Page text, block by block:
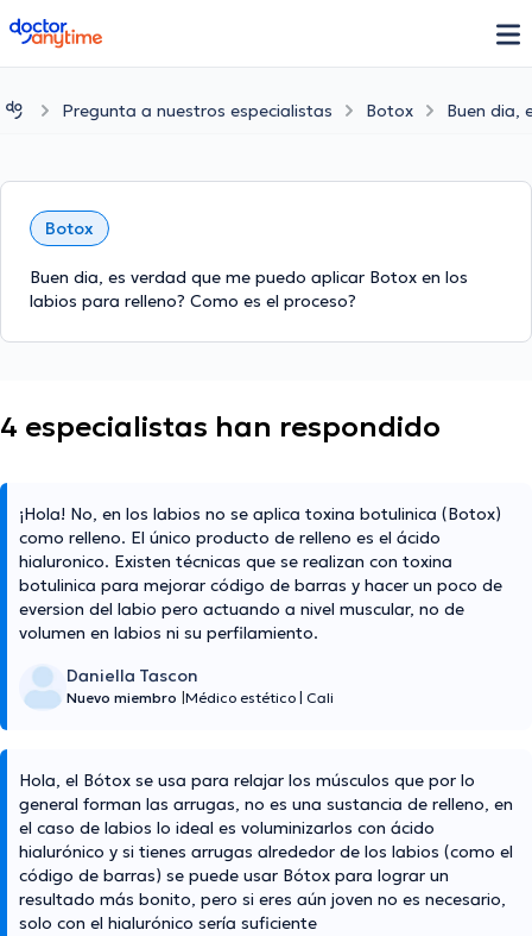
doctoranytime
Pregunta a nuestros especialistas Botox Buen dia,
Botox
Buen dia, es verdad que me puedo aplicar Botox en los
labios para relleno? Como es el proceso?
4 especialistas han respondido
¡Hola! No, en los labios no se aplica toxina botulinica (Botox)
como relleno. El único producto de relleno es el ácido
hialuronico. Existen técnicas que se realizan con toxina
botulinica para mejorar código de barras y hacer un poco de
eversion del labio pero actuando a nivel muscular, no de
volumen en labios ni su perfilamiento.
Daniella Tascon
Nuevo miembro Médico estético Cali
Hola, el Bótox se usa para relajar los músculos que por lo
general forman las arrugas, no es una sustancia de relleno, en
el caso de labios lo ideal es voluminizarlos con ácido
hialurónico y si tienes arrugas alrededor de los labios (como el
código de barras) se puede usar Bótox para lograr un
resultado más bonito, pero si eres aún joven no es necesario,
solo con el hialurónico sería suficiente